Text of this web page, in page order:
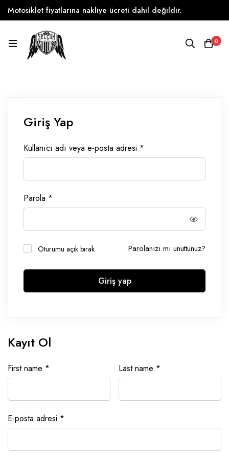
Motosiklet fiyatlarına nakliye ücreti dahil değildir.
0
Giriş Yap
Kullanıcı adı veya e-posta adresi *
Parola *
Oturumu açık bırak Parolanızı mı unuttunuz?
Giriş yap
Kayıt Ol
First name * Last name *
E-posta adresi *